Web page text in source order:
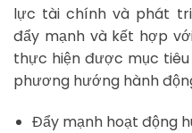
lực tài chính và phát
đẩy mạnh và kết hợp
thực hiện được mục
phương hướng hành
Đẩy mạnh hoạt động